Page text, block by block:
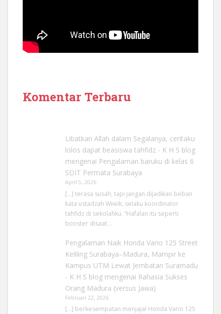
Komentar Terbaru
Libatkan Allah dalam Segalanya, ceritaku
lolos dapat beasiswa tahfidz - K H S blog
mengenai Pengalaman baruku di kelas 6
SDIT Permata Surabaya
April 5, 2026
[…] terasa susah, tapi jangan dijadikan beban
kata ustadzah Wiwik, selaku koordinator
tahfidz di sekolahku. “Hafalan itu seperti
booster disaat…
Pengalaman Naik Honda Vario 125 Street
Keliling Surabaya–Madura, Mampir ke
Kampus UTM Lewat Jembatan Suramadu
- K H S blogmengenai Rahasia Sukses
Orang Madura (versus Jawa)
Februari 22, 2026
[…] berkesempatan menjajal Honda Vario 125